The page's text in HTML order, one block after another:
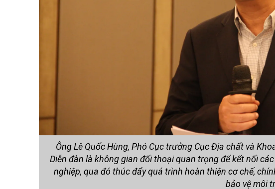
Ông Lê Quốc Hùng, Phó Cục trưởng Cục Địa chất và
Diễn đàn là không gian đối thoại quan trọng để kết nối
nghiệp, qua đó thúc đẩy quá trình hoàn thiện cơ chế,
bảo vệ môi